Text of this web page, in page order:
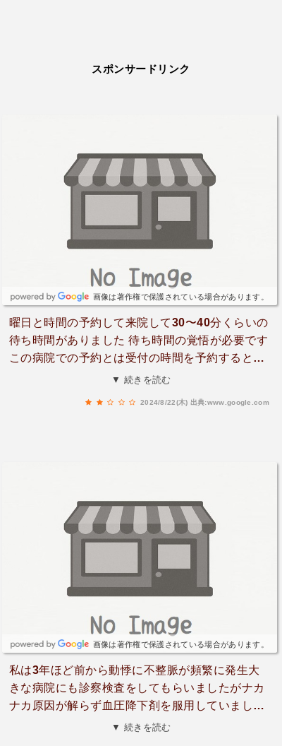
スポンサードリンク
画像は著作権で保護されている場合があります。
曜日と時間の予約して来院して30〜40分くらいの
待ち時間がありました 待ち時間の覚悟が必要です
この病院での予約とは受付の時間を予約するとい
う意味らしく 診療時間や検査時間の予約では無い
▼ 続きを読む
2024/8/22(木) 出典:www.google.com
画像は著作権で保護されている場合があります。
私は3年ほど前から動悸に不整脈が頻繁に発生大
きな病院にも診察検査をしてもらいましたがナカ
ナカ原因が解らず血圧降下剤を服用していまし
た。姪から平山病院を紹介してもらい今通院中で
▼ 続きを読む